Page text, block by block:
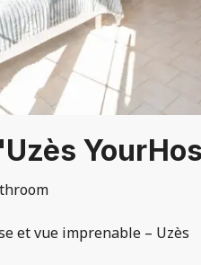
et vue imprenable – Uzès